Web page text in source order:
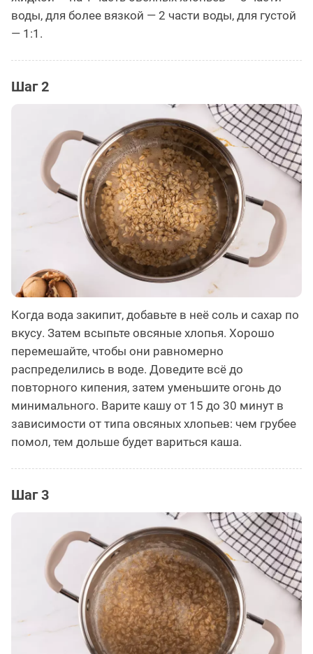
воды, для более вязкой — 2 части воды, для густой
— 1:1.
Шаг 2
Когда вода закипит, добавьте в неё соль и сахар по
вкусу. Затем всыпьте овсяные хлопья. Хорошо
перемешайте, чтобы они равномерно
распределились в воде. Доведите всё до
повторного кипения, затем уменьшите огонь до
минимального. Варите кашу от 15 до 30 минут в
зависимости от типа овсяных хлопьев: чем грубее
помол, тем дольше будет вариться каша.
Шаг 3